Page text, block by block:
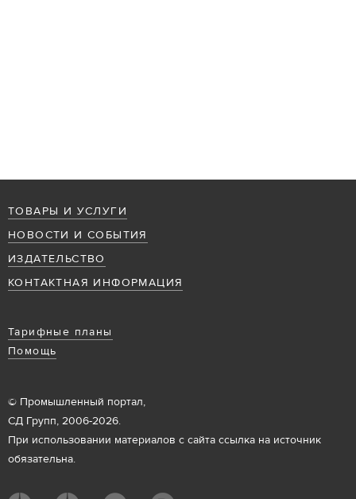
ТОВАРЫ И УСЛУГИ
НОВОСТИ И СОБЫТИЯ
ИЗДАТЕЛЬСТВО
КОНТАКТНАЯ ИНФОРМАЦИЯ
Тарифные планы
Помощь
© Промышленный портал,
СД Групп, 2006-2026.
При использовании материалов с сайта ссылка на источник
обязательна.